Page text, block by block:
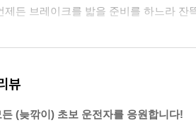
제든 브레이크를 밟을 준비를 하느라
면서, 내 고민의 우선순위가 재정렬되기
뷰
(늦깎이) 초보 운전자를 응원합니다!